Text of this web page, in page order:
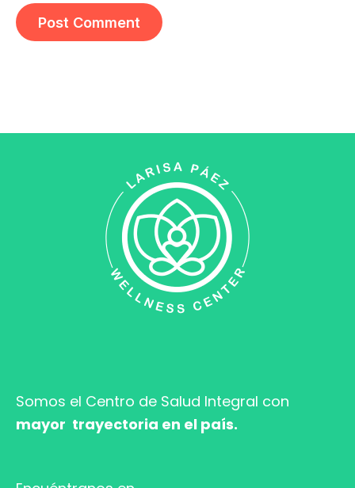
Somos el Centro de Salud Integral con
mayor trayectoria en el país.